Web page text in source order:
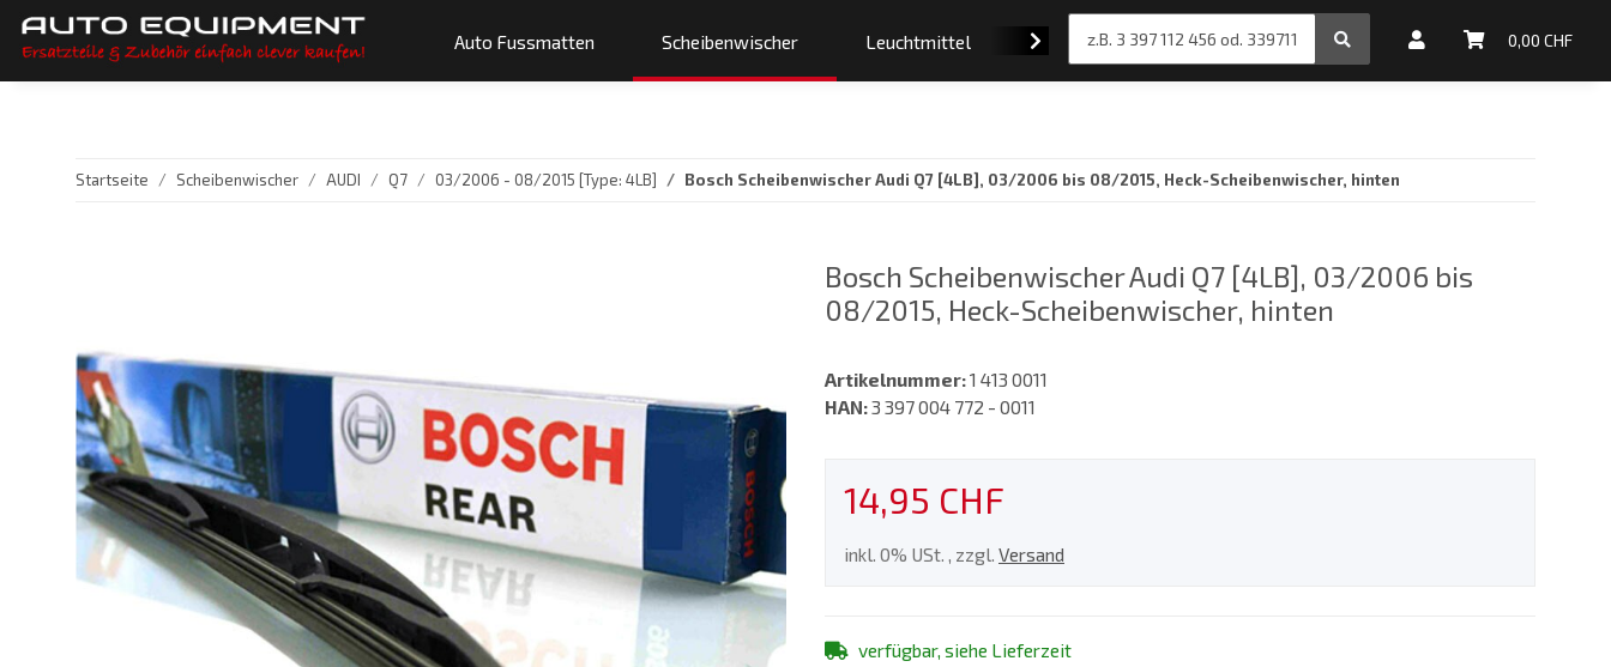
0,00 CHF
Auto Fussmatten Scheibenwischer Leuchtmittel Originale Motoröle
Startseite Scheibenwischer AUDI Q7 03/2006 - 08/2015 [Type: 4LB] Bosch Scheibenwischer Audi Q7 [4LB], 03/2006 bis 08/2015, Heck-Scheibenwischer, hinten
Bosch Scheibenwischer Audi Q7 [4LB], 03/2006 bis
08/2015, Heck-Scheibenwischer, hinten
Artikelnummer:1 413 0011
HAN:3 397 004 772 - 0011
14,95 CHF
inkl. 0% USt. , zzgl. Versand
verfügbar, siehe Lieferzeit